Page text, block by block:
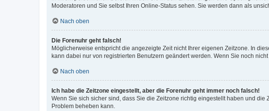
Moderatoren und Sie selbst Ihren Online-Status sehen. Sie werden dann als
Nach oben
Die Forenuhr geht falsch!
Möglicherweise entspricht die angezeigte Zeit nicht Ihrer eigenen Zeitzone. In
kann dabei nur von registrierten Benutzern geändert werden. Wenn Sie noch
Nach oben
Ich habe die Zeitzone eingestellt, aber die Forenuhr geht immer noch falsch!
Wenn Sie sich sicher sind, dass Sie die Zeitzone richtig eingestellt haben und
Problem beheben kann.